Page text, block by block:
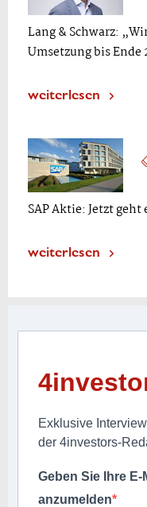
Lang & Schwarz:
Umsetzung bis Ende
weiterlesen
SAP Aktie: Jetzt geht
weiterlesen
Exklusive
der 4investors-
Geben Sie Ihre
anzumelden